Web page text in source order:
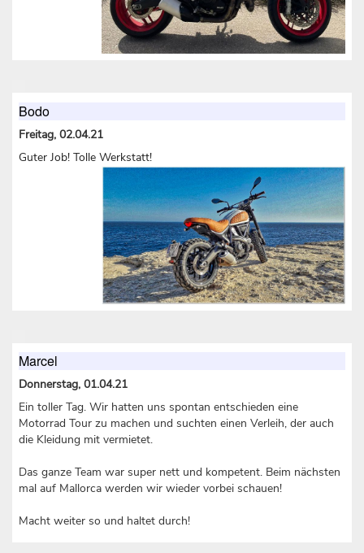
Bodo
Freitag, 02.04.21
Guter Job! Tolle Werkstatt!
Marcel
Donnerstag, 01.04.21
Ein toller Tag. Wir hatten uns spontan entschieden eine
Motorrad Tour zu machen und suchten einen Verleih, der auch
die Kleidung mit vermietet.
Das ganze Team war super nett und kompetent. Beim nächsten
mal auf Mallorca werden wir wieder vorbei schauen!
Macht weiter so und haltet durch!